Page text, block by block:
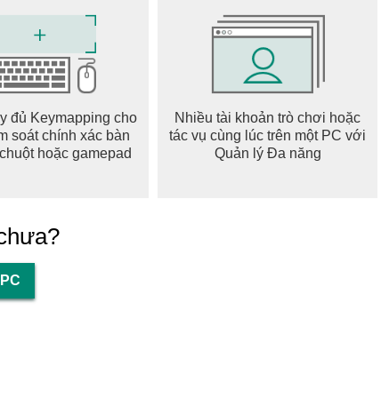
phá những câu hỏi tương tự do những học sinh khác
QANDA cho phép bạn học hỏi và nghiên cứu từ kinh
các cơ hội học tập về các chủ đề liên quan và giúp
lý học tập AI toàn diện của bạn cho mọi nhu cầu học tập.
đủ Keymapping cho
soát chính xác bàn
hoặc gamepad
Nhiều tài khoản trò chơi hoặc
tác vụ cùng lúc trên một PC với
Quản lý Đa năng